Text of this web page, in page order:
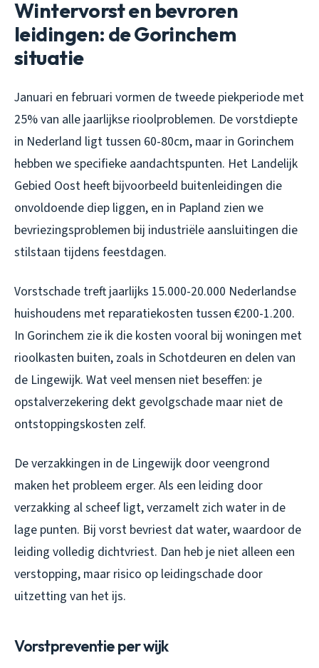
Wintervorst en bevroren
leidingen: de Gorinchem
situatie
Januari en februari vormen de tweede piekperiode met
25% van alle jaarlijkse rioolproblemen. De vorstdiepte
in Nederland ligt tussen 60-80cm, maar in Gorinchem
hebben we specifieke aandachtspunten. Het Landelijk
Gebied Oost heeft bijvoorbeeld buitenleidingen die
onvoldoende diep liggen, en in Papland zien we
bevriezingsproblemen bij industriële aansluitingen die
stilstaan tijdens feestdagen.
Vorstschade treft jaarlijks 15.000-20.000 Nederlandse
huishoudens met reparatiekosten tussen €200-1.200.
In Gorinchem zie ik die kosten vooral bij woningen met
rioolkasten buiten, zoals in Schotdeuren en delen van
de Lingewijk. Wat veel mensen niet beseffen: je
opstalverzekering dekt gevolgschade maar niet de
ontstoppingskosten zelf.
De verzakkingen in de Lingewijk door veengrond
maken het probleem erger. Als een leiding door
verzakking al scheef ligt, verzamelt zich water in de
lage punten. Bij vorst bevriest dat water, waardoor de
leiding volledig dichtvriest. Dan heb je niet alleen een
verstopping, maar risico op leidingschade door
uitzetting van het ijs.
Vorstpreventie per wijk